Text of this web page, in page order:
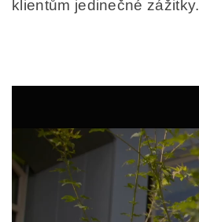
klientům jedinečné zážitky.